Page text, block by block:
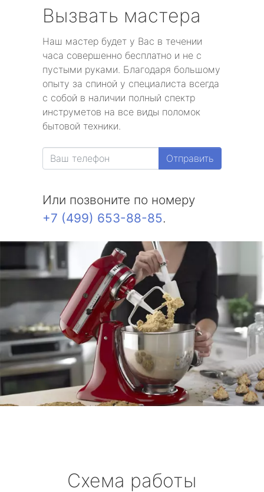
Вызвать мастера
Наш мастер будет у Вас в течении
часа совершенно бесплатно и не с
пустыми руками. Благодаря большому
опыту за спиной у специалиста всегда
с собой в наличии полный спектр
инструметов на все виды поломок
бытовой техники.
Отправить
Или позвоните по номеру
+7 (499) 653-88-85.
Схема работы